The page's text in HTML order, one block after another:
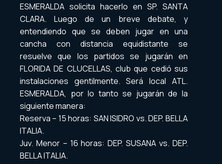
ESMERALDA solicita hacerlo en SP. SANTA
CLARA. Luego de un breve debate, y
entendiendo que se deben jugar en una
cancha con distancia equidistante se
resuelve que los partidos se jugarán en
FLORIDA DE CLUCELLAS, club que cedió sus
instalaciones gentilmente. Será local ATL.
ESMERALDA, por lo tanto se jugarán de la
siguiente manera:
Reserva – 15 horas: SAN ISIDRO vs. DEP. BELLA
ITALIA.
Juv. Menor – 16 horas: DEP. SUSANA vs. DEP.
BELLA ITALIA.